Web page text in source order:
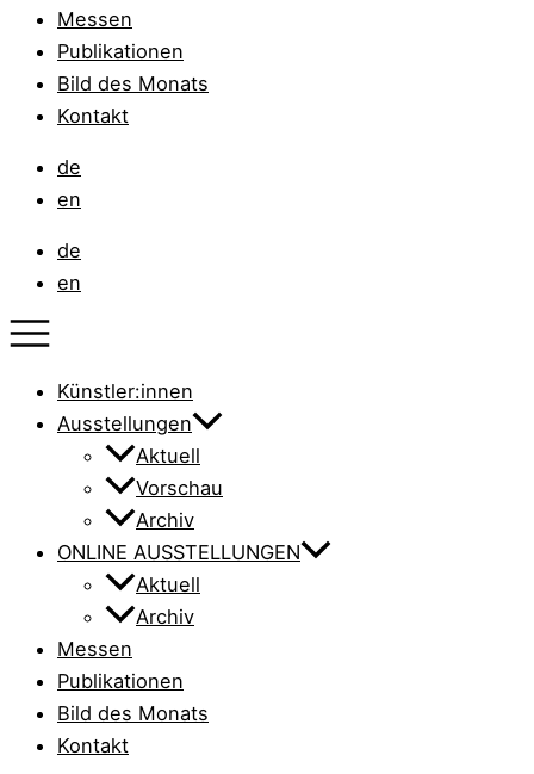
Messen
Publikationen
Bild des Monats
Kontakt
de
en
de
en
Künstler:innen
Ausstellungen
Aktuell
Vorschau
Archiv
ONLINE AUSSTELLUNGEN
Aktuell
Archiv
Messen
Publikationen
Bild des Monats
Kontakt